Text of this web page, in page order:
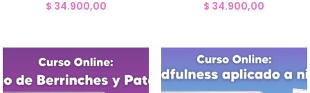
$ 34.900,00 $ 34.900,00